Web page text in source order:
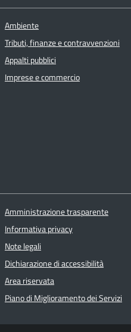
Ambiente
Tributi, finanze e contravvenzioni
Appalti pubblici
Imprese e commercio
Amministrazione trasparente
Informativa privacy
Note legali
Dichiarazione di accessibilità
Area riservata
Piano di Miglioramento dei Servizi